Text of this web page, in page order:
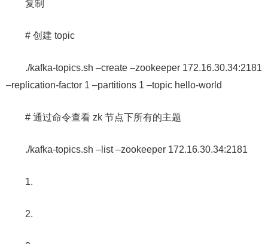
复制
# 创建 topic
./kafka-topics.sh –create –zookeeper 172.16.30.34:2181
–replication-factor 1 –partitions 1 –topic hello-world
# 通过命令查看 zk 节点下所有的主题
./kafka-topics.sh –list –zookeeper 172.16.30.34:2181
1.
2.